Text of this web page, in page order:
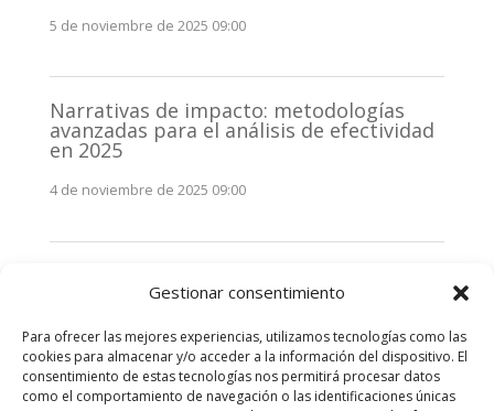
Gestionar consentimiento
Para ofrecer las mejores experiencias, utilizamos tecnologías como las
cookies para almacenar y/o acceder a la información del dispositivo. El
consentimiento de estas tecnologías nos permitirá procesar datos
como el comportamiento de navegación o las identificaciones únicas
5 de noviembre de 2025 09:00
Narrativas de impacto: metodologías
avanzadas para el análisis de efectividad
en 2025
4 de noviembre de 2025 09:00
stakeholders en 2025: La clave de la
3 de noviembre de 2025 09:00